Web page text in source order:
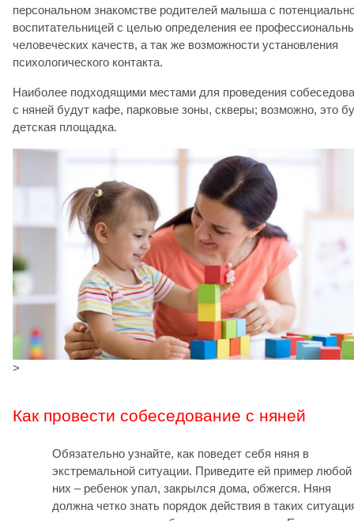
персональном знакомстве родителей малыша с
воспитательницей с целью определения ее
человеческих качеств, а так же возможности установления
психологического контакта.
Наиболее подходящими местами для проведения
с няней будут кафе, парковые зоны, скверы; возможно, это
детская площадка.
>
Как провести собеседование с няней
Обязательно узнайте, как поведет себя няня в
экстремальной ситуации. Приведите ей пример любой
них – ребенок упал, закрылся дома, обжегся. Няня
должна четко знать порядок действия в таких